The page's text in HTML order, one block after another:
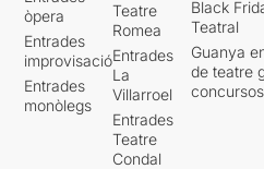
òpera
Entrades
improvisació
Entrades
monòlegs
Teatre
Romea
Entrades
La
Villarroel
Entrades
Teatre
Condal
Black
Teatral
Guanya
de teatre
concursos